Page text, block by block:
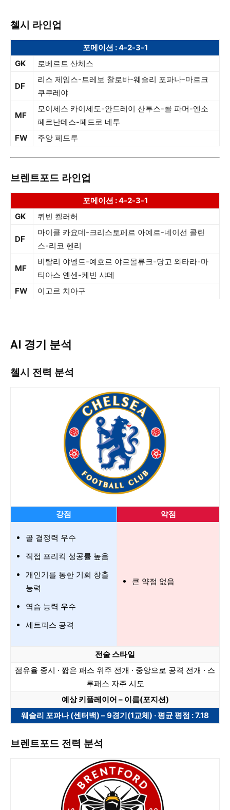
첼시 라인업
포메이션 : 4-2-3-1
GK
로베르트 산체스
DF
리스 제임스-트레보 찰로바-웨슬리 포파나-마르크
쿠쿠레야
MF
모이세스 카이세도-안드레이 산투스-콜 파머-엔소
페르난데스-페드로 네투
FW
주앙 페드루
브렌트포드 라인업
포메이션 : 4-2-3-1
GK
퀴빈 켈러허
DF
마이클 카요데-크리스토페르 아예르-네이선 콜린
스-리코 헨리
MF
비탈리 야넬트-예호르 야르몰류크-당고 와타라-마
티아스 옌센-케빈 샤데
FW
이고르 치아구
AI 경기 분석
첼시 전력 분석
강점 약점
골 결정력 우수
직접 프리킥 성공률 높음
개인기를 통한 기회 창출
능력
역습 능력 우수
세트피스 공격
큰 약점 없음
전술 스타일
점유율 중시 · 짧은 패스 위주 전개 · 중앙으로 공격 전개 · 스
루패스 자주 시도
예상 키플레이어 – 이름(포지션)
웨슬리 포파나 (센터백) – 9경기(1교체) · 평균 평점 : 7.18
브렌트포드 전력 분석